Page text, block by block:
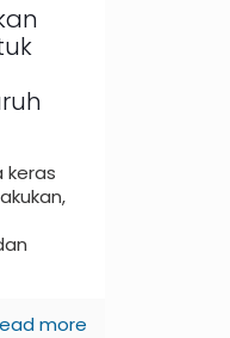
keras
more